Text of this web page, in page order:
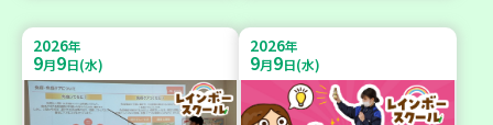
2026年
9月9日(水)
2026年
9月9日(水)